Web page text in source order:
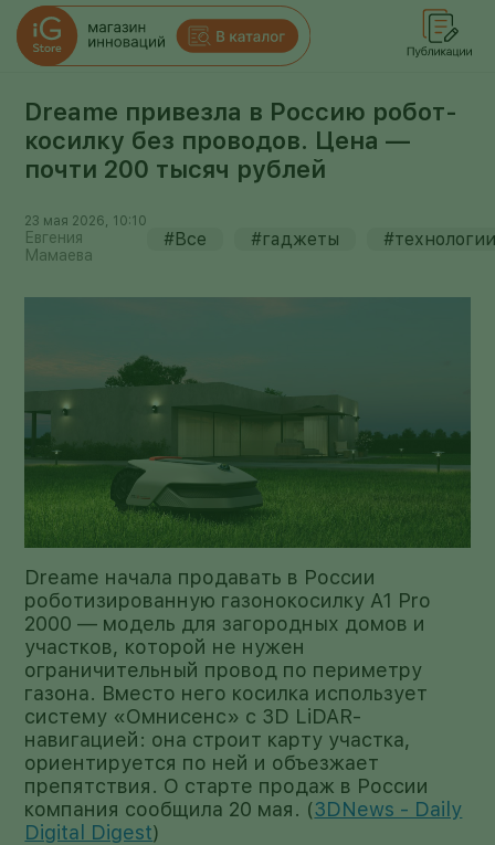
Dreame привезла в Россию робот-
косилку без проводов. Цена —
почти 200 тысяч рублей
23 мая 2026, 10:10
Евгения
Мамаева
#Все #гаджеты
Dreame начала продавать в России
роботизированную газонокосилку A1 Pro
2000 — модель для загородных домов и
участков, которой не нужен
ограничительный провод по периметру
газона. Вместо него косилка использует
систему «Омнисенс» с 3D LiDAR-
навигацией: она строит карту участка,
ориентируется по ней и объезжает
препятствия. О старте продаж в России
компания сообщила 20 мая. (3DNews - Daily
Digital Digest)